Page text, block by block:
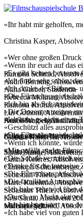
«Ihr habt mir geholfen,
Christina Kasper,
«Wer ohne großen
Ramona Schmid,
«Wenn ihr euch auf das
André Borning,
«Es gibt keinen
Alina Garber, Studentin
«Ich finde sehr schön,
Rebecca Molinari,
«Ich danke der Bühnen-
Ramona Krohn,
«Die
Lin Gothoni,
«Ich bin als
Renée Weibel,
«Die Dozenten zeigen
Ausbildung eigenständig
Claudia Kandefer,
«Ich habe es nicht einen
Kalpna Joshi,
«Geschützt alles
richtig auf den harten,
Sarah Stange,
«Die
Shirin Azari, Studentin
«Wenn ich könnte,
Carina Keleres,
«Mir gefällt an der
Christoph
«Die Schule vermittelt
Sebastian Thiele,
«Danke für die intensive
Marie Karehnke,
«Die
Sebastian Thiele,
«Die familiäre
Kris Santa, Absolvent
«Ich habe sehr viel über
Michaela Schmid,
«Durch am Markt aktive
widerspiegelt.»
«Ich bin begeistert von
«Ich habe viel von guten